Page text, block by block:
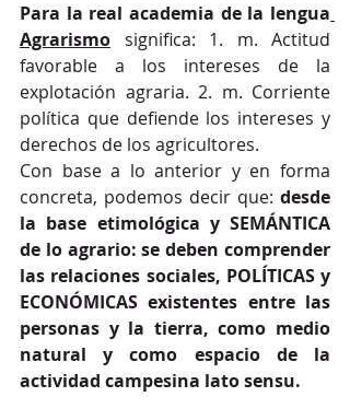
Para la real academia de la lengua
Agrarismo significa: 1. m. Actitud
favorable a los intereses de la
explotación agraria. 2. m. Corriente
política que defiende los intereses y
derechos de los agricultores.
Con base a lo anterior y en forma
concreta, podemos decir que: desde
la base etimológica y SEMÁNTICA
de lo agrario: se deben comprender
las relaciones sociales, POLÍTICAS y
ECONÓMICAS existentes entre las
personas y la tierra, como medio
natural y como espacio de la
actividad campesina lato sensu.